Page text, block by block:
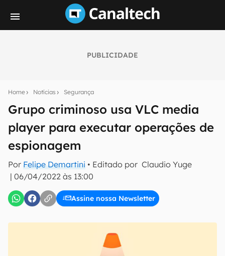
PUBLICIDADE
Home Notícias Segurança
Grupo criminoso usa VLC media
player para executar operações de
espionagem
Por Felipe Demartini • Editado por Claudio Yuge
| 06/04/2022 às 13:00
Assine nossa Newsletter
notícias e reviews sobre tecnologia em primeira
E-mail
inscreva-se
Confirmo que li, aceito e concordo com os Termos de
Uso e Política de Privacidade do Canaltech.